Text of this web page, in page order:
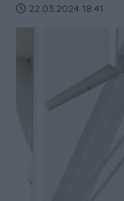
Data dodania artykułu:
22.03.2024 18:41